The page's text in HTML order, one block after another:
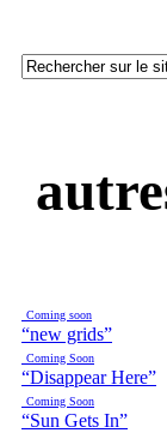
Coming soon
“new grids”
Coming Soon
“Disappear Here”
Coming Soon
“Sun Gets In”